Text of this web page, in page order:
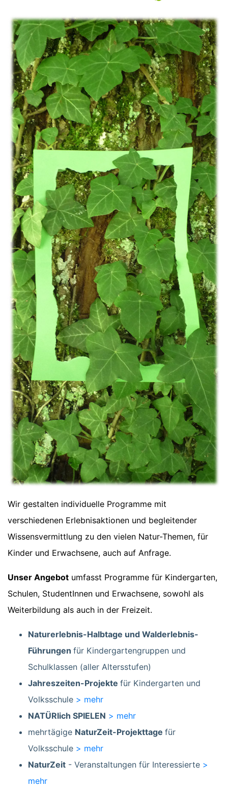
Wir gestalten individuelle Programme mit
verschiedenen Erlebnisaktionen und begleitender
Wissensvermittlung zu den vielen Natur-Themen, für
Kinder und Erwachsene, auch auf Anfrage.
Unser Angebot umfasst Programme für Kindergarten,
Schulen, StudentInnen und Erwachsene, sowohl als
Weiterbildung als auch in der Freizeit.
Naturerlebnis-Halbtage und Walderlebnis-
Führungen für Kindergartengruppen und
Schulklassen (aller Altersstufen)
Jahreszeiten-Projekte für Kindergarten und
Volksschule > mehr
NATÜRlich SPIELEN > mehr
mehrtägige NaturZeit-Projekttage für
Volksschule > mehr
NaturZeit - Veranstaltungen für Interessierte >
mehr